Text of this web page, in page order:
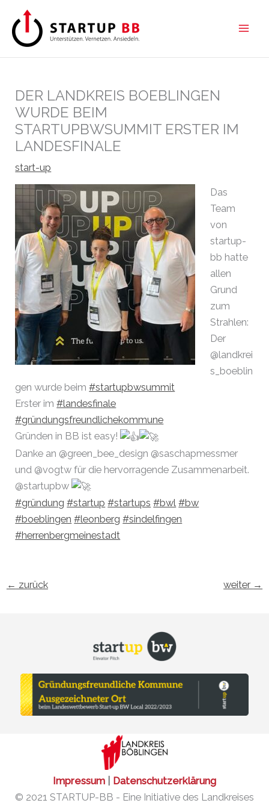
Inhalt
springen
DER LANDKREIS BOEBLINGEN
WURDE BEIM
STARTUPBWSUMMIT ERSTER IM
LANDESFINALE
start-up
Das
Team
von
startup-
bb hatte
allen
Grund
zum
Strahlen:
Der
@landkrei
s_boeblin
gen wurde beim#startupbwsummit
Erster im#landesfinale
#gründungsfreundlichekommune
Gründen in BB ist easy!
Danke an @green_bee_design @saschapmessmer
und @vogtw für die hervorragende Zusammenarbeit.
@startupbw
#gründung #startup #startups #bwl #bw
#boeblingen #leonberg #sindelfingen
#herrenbergmeinestadt
← zurück weiter →
Impressum
Datenschutzerklärung
© 2021 STARTUP-BB - Eine Initiative des Landkreises